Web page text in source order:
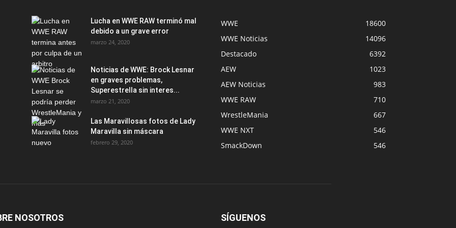
Lucha en WWE RAW terminó mal
debido a un grave error
marzo 24, 2020
Noticias de WWE: Brock Lesnar
en graves problemas,
Superestrella sin interes...
marzo 21, 2020
Las Maravillosas fotos de Lady
Maravilla sin máscara
febrero 29, 2020
WWE
18600
WWE Noticias
14096
Destacado
6392
AEW
1023
AEW Noticias
983
WWE RAW
710
WrestleMania
667
WWE NXT
546
SmackDown
546
NOSOTROS SÍGUENOS